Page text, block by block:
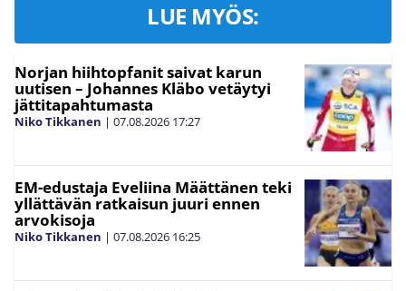
LUE MYÖS:
Norjan hiihtopfanit saivat karun
uutisen – Johannes Kläbo vetäytyi
jättitapahtumasta
Niko Tikkanen | 07.08.2026 17:27
EM-edustaja Eveliina Määttänen teki
yllättävän ratkaisun juuri ennen
arvokisoja
Niko Tikkanen | 07.08.2026 16:25